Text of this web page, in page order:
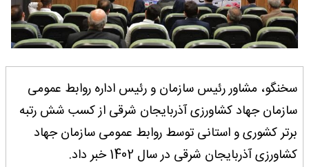
سخنگو، مشاور رئیس سازمان و رئیس اداره روابط عمومی
سازمان جهاد کشاورزی آذربایجان شرقی از کسب شش رتبه
برتر کشوری و استانی توسط روابط عمومی سازمان جهاد
کشاورزی آذربایجان شرقی در سال 1402 خبر داد.